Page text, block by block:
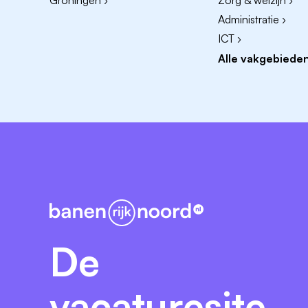
Administratie ›
ICT ›
Alle
De